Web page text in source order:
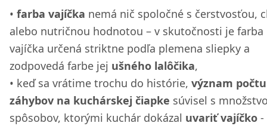
farba vajíčka nemá nič spoločné s čerstvosťou,
alebo nutričnou hodnotou – v skutočnosti je farba
vajíčka určená striktne podľa plemena sliepky a
zodpovedá farbe jej ušného lalôčika,
keď sa vrátime trochu do histórie, význam počtu
záhybov na kuchárskej čiapke súvisel s
spôsobov, ktorými kuchár dokázal uvariť vajíčko -